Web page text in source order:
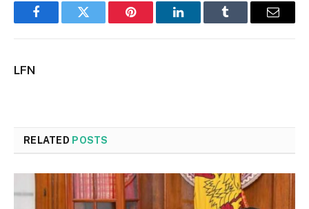
FacebookTwitter Pinterest LinkedInTumblr Email
LFN
RELATED POSTS